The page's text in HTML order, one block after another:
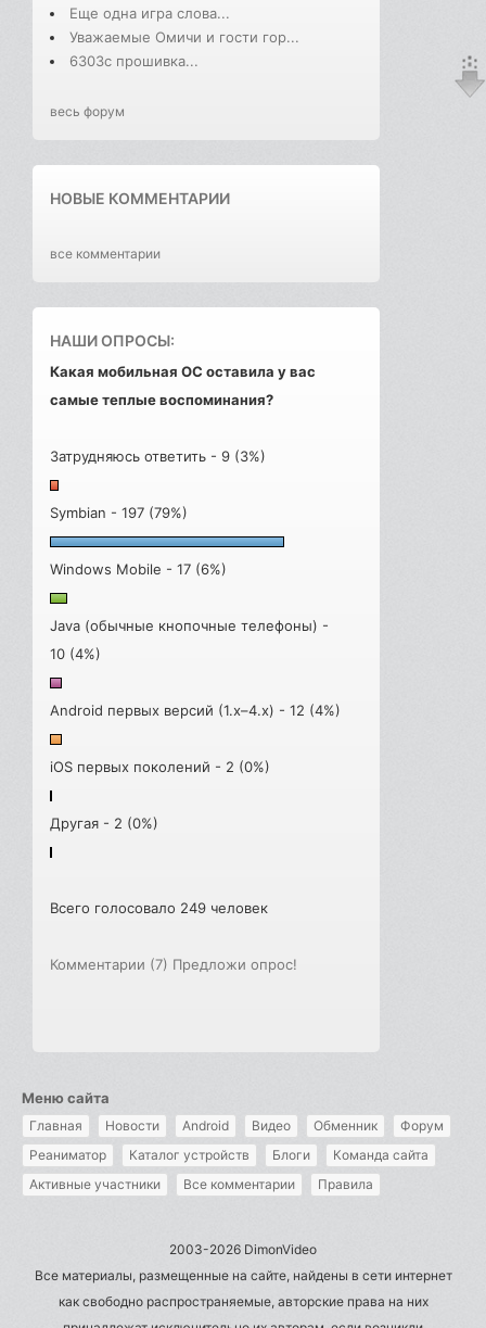
Еще одна игра слова...
Уважаемые Омичи и гости гор...
6303с прошивка...
весь форум
НОВЫЕ КОММЕНТАРИИ
все комментарии
НАШИ ОПРОСЫ:
Какая мобильная ОС оставила у вас
самые теплые воспоминания?
Затрудняюсь ответить - 9 (3%)
Symbian - 197 (79%)
Windows Mobile - 17 (6%)
Java (обычные кнопочные телефоны) -
10 (4%)
Android первых версий (1.x–4.x) - 12 (4%)
iOS первых поколений - 2 (0%)
Другая - 2 (0%)
Всего голосовало 249 человек
Комментарии (7) Предложи опрос!
Меню сайта
Главная Новости Android Видео Обменник
Форум
Реаниматор
Каталог устройств Блоги
Команда сайта
Активные участники
Все комментарии Правила
2003-2026 DimonVideo
Все материалы, размещенные на сайте, найдены в сети интернет
как свободно распространяемые, авторские права на них